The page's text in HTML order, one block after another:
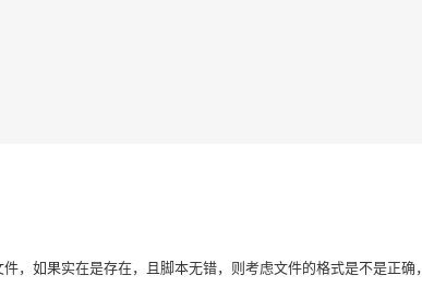
，如果实在是存在，且脚本无错，则考虑文件的格式是不是正确，